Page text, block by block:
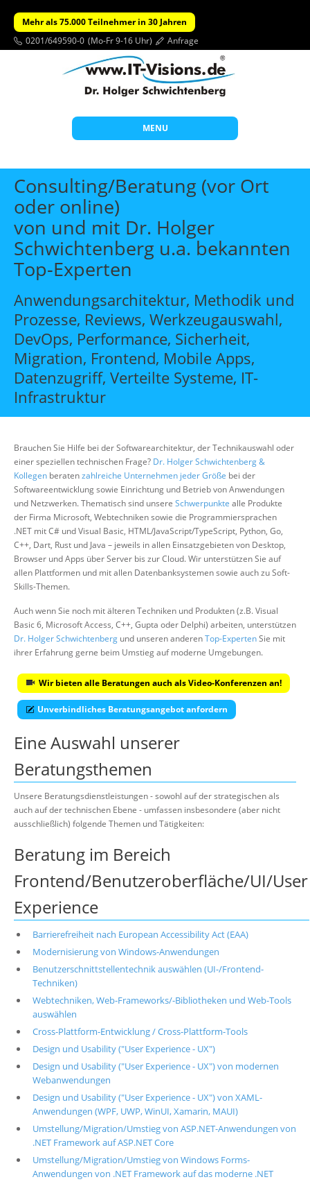
Mehr als 75.000 Teilnehmer in 30 Jahren
0201/649590-0 (Mo-Fr 9-16 Uhr) Anfrage
MENU
Start
Themen
Beratung
Individuelle Schulungen
Offene Seminare
Wissen
Über uns
Suche
Consulting/Beratung (vor Ort
oder online)
von und mit Dr. Holger
Schwichtenberg u.a. bekannten
Top-Experten
Anwendungsarchitektur, Methodik und
Prozesse, Reviews, Werkzeugauswahl,
DevOps, Performance, Sicherheit,
Migration, Frontend, Mobile Apps,
Datenzugriff, Verteilte Systeme, IT-
Infrastruktur
Brauchen Sie Hilfe bei der Softwarearchitektur, der Technikauswahl oder
einer speziellen technischen Frage? Dr. Holger Schwichtenberg &
Kollegen beratenzahlreiche Unternehmen jeder Größe bei der
Softwareentwicklung sowie Einrichtung und Betrieb von Anwendungen
und Netzwerken. Thematisch sind unsere Schwerpunkte alle Produkte
der Firma Microsoft, Webtechniken sowie die Programmiersprachen
.NET mit C# und Visual Basic, HTML/JavaScript/TypeScript, Python, Go,
C++, Dart, Rust und Java – jeweils in allen Einsatzgebieten von Desktop,
Browser und Apps über Server bis zur Cloud. Wir unterstützen Sie auf
allen Plattformen und mit allen Datenbanksystemen sowie auch zu Soft-
Skills-Themen.
Auch wenn Sie noch mit älteren Techniken und Produkten (z.B. Visual
Basic 6, Microsoft Access, C++, Gupta oder Delphi) arbeiten, unterstützen
Dr. Holger Schwichtenberg und unseren anderenTop-ExpertenSie mit
ihrer Erfahrung gerne beim Umstieg auf moderne Umgebungen.
Wir bieten alle Beratungen auch als Video-Konferenzen an!
Unverbindliches Beratungsangebot anfordern
Eine Auswahl unserer
Beratungsthemen
Unsere Beratungsdienstleistungen - sowohl auf der strategischen als
auch auf der technischen Ebene - umfassen insbesondere (aber nicht
ausschließlich) folgende Themen und Tätigkeiten:
Beratung im Bereich
Frontend/Benutzeroberfläche/UI/User
Experience
Barrierefreiheit nach European Accessibility Act (EAA)
Modernisierung von Windows-Anwendungen
Benutzerschnittstellentechnik auswählen (UI-/Frontend-
Techniken)
Webtechniken, Web-Frameworks/-Bibliotheken und Web-Tools
auswählen
Cross-Plattform-Entwicklung / Cross-Plattform-Tools
Design und Usability ("User Experience - UX")
Design und Usability ("User Experience - UX") von modernen
Webanwendungen
Design und Usability ("User Experience - UX") von XAML-
Anwendungen (WPF, UWP, WinUI, Xamarin, MAUI)
Umstellung/Migration/Umstieg von ASP.NET-Anwendungen von
.NET Framework auf ASP.NET Core
Umstellung/Migration/Umstieg von Windows Forms-
Anwendungen von .NET Framework auf das moderne .NET